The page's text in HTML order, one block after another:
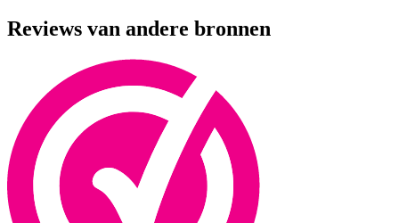
Reviews van andere bronnen